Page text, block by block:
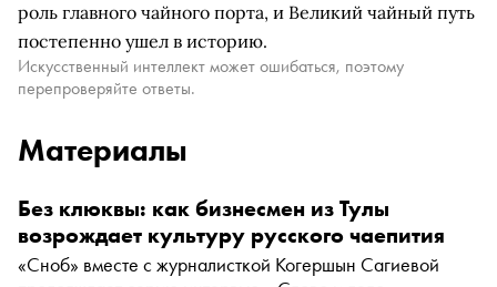
роль главного чайного порта, и Великий чайный путь
постепенно ушел в историю.
Искусственный интеллект может ошибаться, поэтому
перепроверяйте ответы.
Материалы
Без клюквы: как бизнесмен из Тулы
возрождает культуру русского чаепития
«Сноб» вместе с журналисткой Когершын Сагиевой